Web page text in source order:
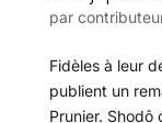
par
Fidèles à leur
publient un
Prunier. Shodô